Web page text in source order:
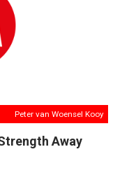
Peter van Woensel Kooy
Away